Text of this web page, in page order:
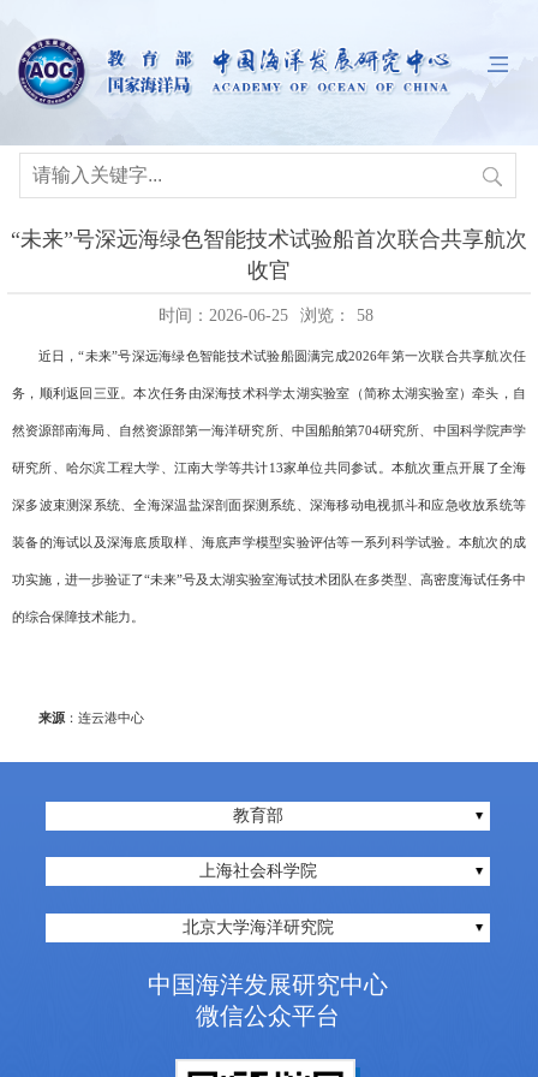
“未来”号深远海绿色智能技术试验船首次联合共享航次
收官
时间：2026-06-25 浏览： 58
近日 ，“未来”号深远海绿色智能技术试验船圆满完成2026年第一次联合共享航次任
务，顺利返回三亚。本次任务由深海技术科学太湖实验室（简称太湖实验室）牵头，自
然资源部南海局、自然资源部第一海洋研究所、中国船舶第704研究所、中国科学院声学
研究所、哈尔滨工程大学、江南大学等共计13家单位共同参试。本航次重点开展了全海
深多波束测深系统、全海深温盐深剖面探测系统、深海移动电视抓斗和应急收放系统等
装备的海试以及深海底质取样、海底声学模型实验评估等一系列科学试验。本航次的成
功实施，进一步验证了“未来”号及太湖实验室海试技术团队在多类型、高密度海试任务中
的综合保障技术能力。
来源：连云港中心
教育部
上海社会科学院
北京大学海洋研究院
中国海洋发展研究中心
微信公众平台